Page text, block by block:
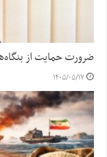
ضرورت حمایت از
۱۴۰۵/۰۵/۱۷